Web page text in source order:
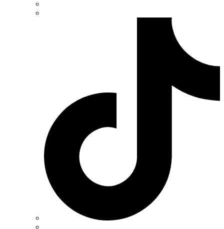
Vargo (Украина)
Vector VS
АС Привод (Украина)
АСКО-УКРЕМ (Украина)
Билмакс
Запорожский завод цветных металлов (ЗЗЦМ)
Каблекс Одесса
Мегомметр (Украина)
Новатек-Электро (Украина)
Одескабель Одесский кабельный завод
Промфактор
Укрэнерго-Альянс (Украина)